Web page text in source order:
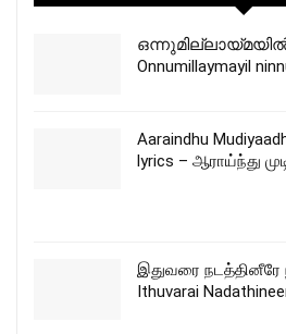
Onnumillaymayil
Aaraindhu
lyrics – ஆராய்ந்து
இதுவரை நடத்தினீரே
Ithuvarai